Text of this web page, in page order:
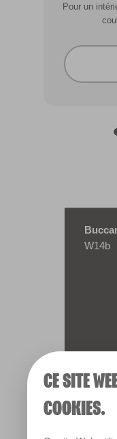
CE SITE
COOKIES.
Pour un
Résiste aux
W14b